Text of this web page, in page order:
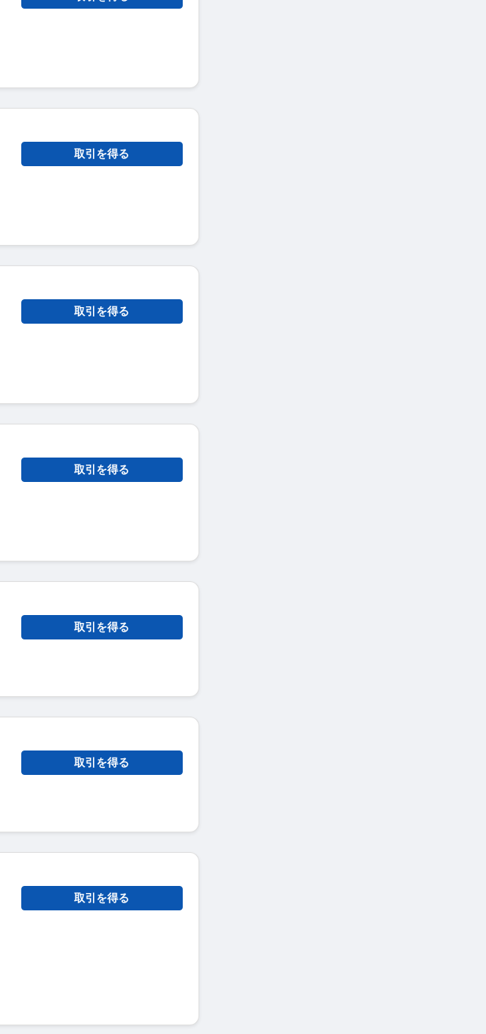
取引を得る
取引を得る
取引を得る
取引を得る
取引を得る
取引を得る